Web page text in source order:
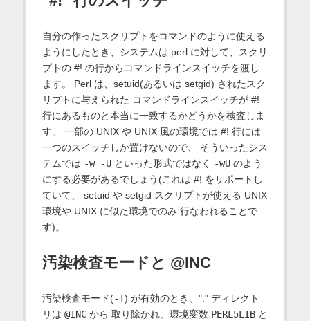
自分の作ったスクリプトをコマンドのように使える
ようにしたとき、システムは perl に対して、スクリ
プトの #! の行からコマンドラインスイッチを渡し
ます。 Perl は、setuid(あるいは setgid) されたスク
リプトに与えられた コマンドラインスイッチが #!
行にあるものと本当に一致するかどうかを検査しま
す。 一部の UNIX や UNIX 風の環境では #! 行には
一つのスイッチしか置けないので、 そういったシス
テムでは -w -Uといった形式ではなく -wUのよう
にする必要があるでしょう(これは #! をサポートし
ていて、 setuid や setgid スクリプトが使える UNIX
環境や UNIX に似た環境でのみ 行なわれることで
す)。
汚染検査モードと @INC
汚染検査モード(-T) が有効のとき、"." ディレクト
リは @INCから 取り除かれ、環境変数 PERL5LIBと